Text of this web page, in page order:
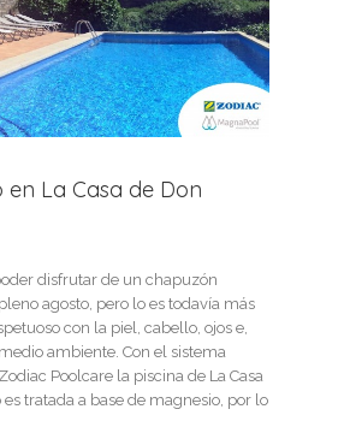
en La Casa de Don
disfrutar de un chapuzón
agosto, pero lo es todavía más
con la piel, cabello, ojos e,
ambiente. Con el sistema
Poolcare la piscina de La Casa
tratada a base de magnesio, por lo